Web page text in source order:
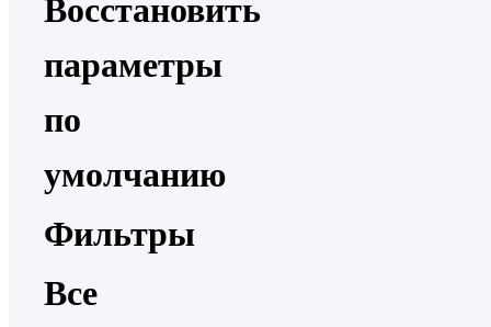
Восстановить
параметры
по
умолчанию
Фильтры
Все